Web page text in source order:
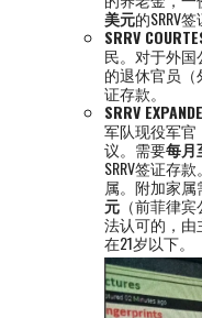
美元的SRRV签
SRRV
民。对于外
的退休官员
证存款。
SRRV
军队现役军
议。需要每月
SRRV签证存
属。附加家属
元 （前菲律
法认可的，
在21岁以下。